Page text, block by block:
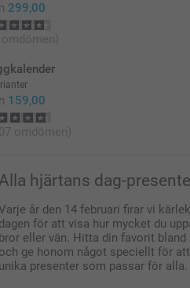
299,00
omdömen)
159,00
omdömen)
hjärtans dag-
år den 14 februari firar vi
dagen för att visa hur mycket du
bror eller vän. Hitta din favorit
och ge honom något speciellt för
unika presenter som passar för alla.